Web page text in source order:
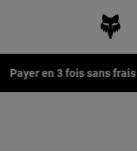
LAB Capsule Collection -